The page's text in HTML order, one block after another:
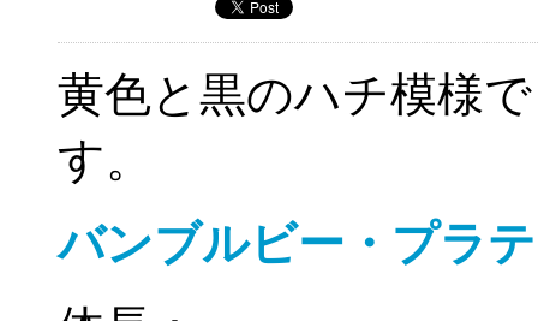
黄色と黒のハチ模様で
す。
バンブルビー・プラ